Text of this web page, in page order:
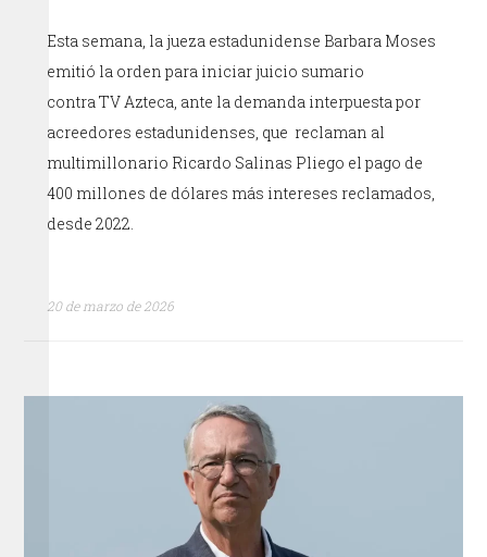
Esta semana, la jueza estadunidense Barbara Moses
emitió la orden para iniciar juicio sumario
contra TV Azteca, ante la demanda interpuesta por
acreedores estadunidenses, que reclaman al
multimillonario Ricardo Salinas Pliego el pago de
400 millones de dólares más intereses reclamados,
desde 2022.
20 de marzo de 2026